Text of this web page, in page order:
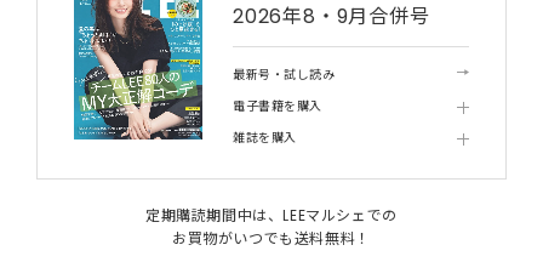
2026年8・9月合併号
最新号・試し読み
電子書籍を購入
雑誌を購入
定期購読期間中は、LEEマルシェでの
お買物がいつでも送料無料！